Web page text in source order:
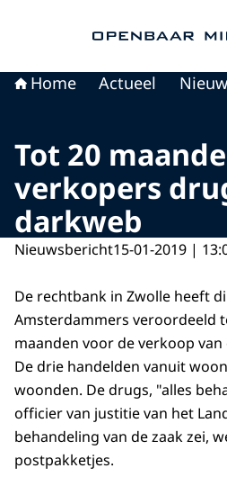
Home Actueel
Tot 20
verkopers
darkweb
Nieuwsbericht15-01-2019 |
De rechtbank in Zwolle heeft
Amsterdammers veroordeeld
maanden voor de verkoop
De drie handelden vanuit
woonden. De drugs, "alles
officier van justitie van het
behandeling van de zaak zei,
postpakketjes.